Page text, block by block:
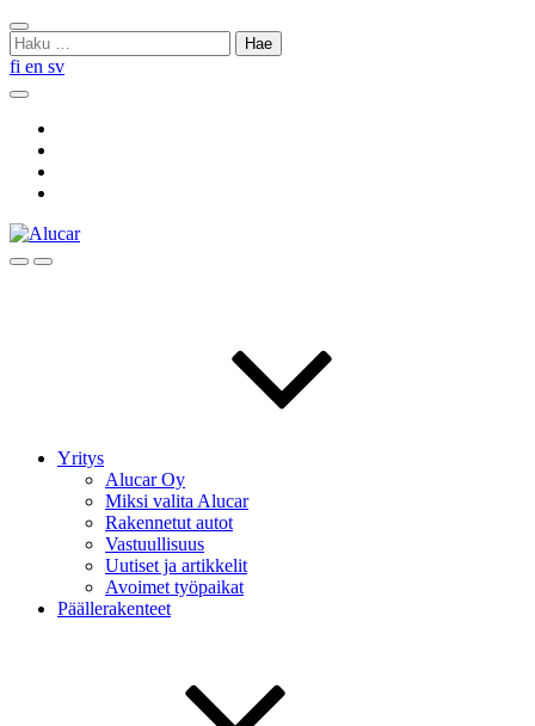
Skip
to
content
Sulje
haku
Haku:
fi en sv
Hae
HaeMenu
Yritys
Alucar Oy
Miksi valita Alucar
Rakennetut autot
Vastuullisuus
Uutiset ja artikkelit
Avoimet työpaikat
Päällerakenteet